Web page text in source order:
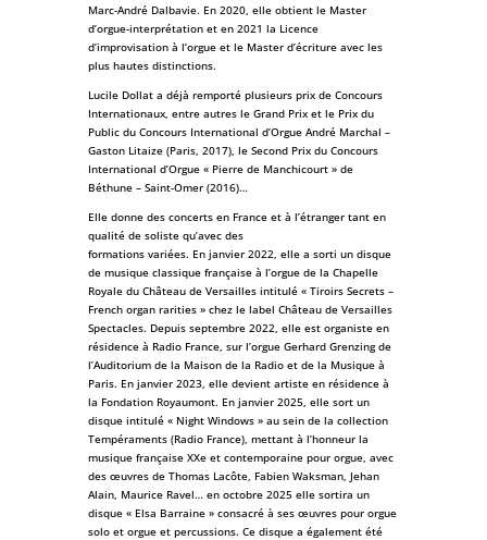
Marc-André Dalbavie. En 2020, elle obtient le Master
d’orgue-interprétation et en 2021 la Licence
d’improvisation à l’orgue et le Master d’écriture avec les
plus hautes distinctions.
Lucile Dollat a déjà remporté plusieurs prix de Concours
Internationaux, entre autres le Grand Prix et le Prix du
Public du Concours International d’Orgue André Marchal –
Gaston Litaize (Paris, 2017), le Second Prix du Concours
International d’Orgue « Pierre de Manchicourt » de
Béthune – Saint-Omer (2016)…
Elle donne des concerts en France et à l’étranger tant en
qualité de soliste qu’avec des
formations variées. En janvier 2022, elle a sorti un disque
de musique classique française à l’orgue de la Chapelle
Royale du Château de Versailles intitulé « Tiroirs Secrets –
French organ rarities » chez le label Château de Versailles
Spectacles. Depuis septembre 2022, elle est organiste en
résidence à Radio France, sur l’orgue Gerhard Grenzing de
l’Auditorium de la Maison de la Radio et de la Musique à
Paris. En janvier 2023, elle devient artiste en résidence à
la Fondation Royaumont. En janvier 2025, elle sort un
disque intitulé « Night Windows » au sein de la collection
Tempéraments (Radio France), mettant à l’honneur la
musique française XXe et contemporaine pour orgue, avec
des œuvres de Thomas Lacôte, Fabien Waksman, Jehan
Alain, Maurice Ravel… en octobre 2025 elle sortira un
disque « Elsa Barraine » consacré à ses œuvres pour orgue
solo et orgue et percussions. Ce disque a également été